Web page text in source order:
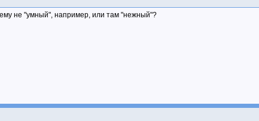
не "умный", например, или там "нежный"?